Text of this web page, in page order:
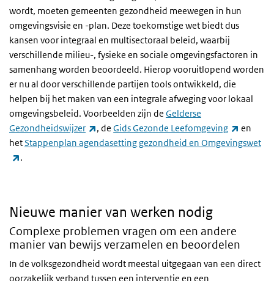
wordt, moeten gemeenten gezondheid meewegen in hun
omgevingsvisie en -plan. Deze toekomstige wet biedt dus
kansen voor integraal en multisectoraal beleid, waarbij
verschillende milieu-, fysieke en sociale omgevingsfactoren in
samenhang worden beoordeeld. Hierop vooruitlopend worden
er nu al door verschillende partijen tools ontwikkeld, die
helpen bij het maken van een integrale afweging voor lokaal
omgevingsbeleid. Voorbeelden zijn de Gelderse
Gezondheidswijzer
(externe link)
, deGids Gezonde Leefomgeving
en
hetStappenplan agendasetting gezondheid en Omgevingswet
(externe link)
.
Nieuwe manier van werken nodig
Complexe problemen vragen om een andere
manier van bewijs verzamelen en beoordelen
In de volksgezondheid wordt meestal uitgegaan van een direct
oorzakelijk verband tussen een interventie en een